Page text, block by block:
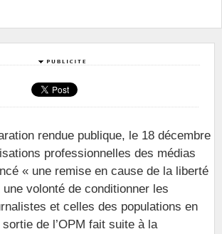
rendue publique, le 18 décembre
professionnelles des médias
« une remise en cause de la liberté
volonté de conditionner les
et celles des populations en
de l’OPM fait suite à la